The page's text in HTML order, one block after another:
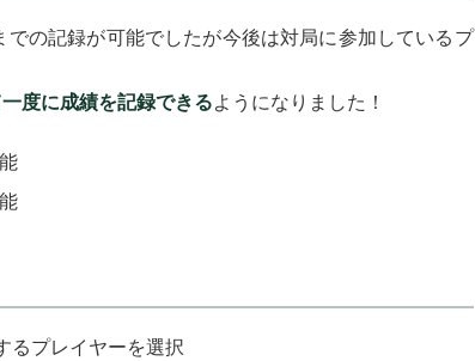
の記録が可能でしたが今後は対局に参加しているプ
度に成績を記録できるようになりました！
るプレイヤーを選択